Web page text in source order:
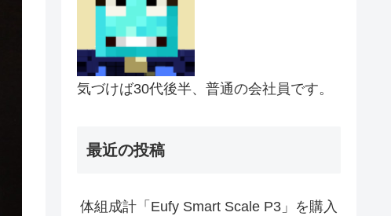
気づけば30代後半、普通の会社員です。
最近の投稿
体組成計「Eufy Smart Scale P3」を購入